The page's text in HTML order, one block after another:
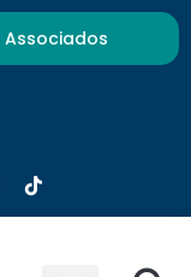
Associados